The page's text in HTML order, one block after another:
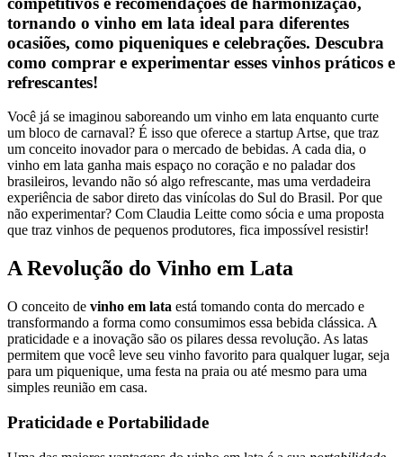
tornando o vinho em lata ideal para diferentes
ocasiões, como piqueniques e celebrações. Descubra
como comprar e experimentar esses vinhos práticos e
refrescantes!
Você já se imaginou saboreando um vinho em lata enquanto curte
um bloco de carnaval? É isso que oferece a startup Artse, que traz
um conceito inovador para o mercado de bebidas. A cada dia, o
vinho em lata ganha mais espaço no coração e no paladar dos
brasileiros, levando não só algo refrescante, mas uma verdadeira
experiência de sabor direto das vinícolas do Sul do Brasil. Por que
não experimentar? Com Claudia Leitte como sócia e uma proposta
que traz vinhos de pequenos produtores, fica impossível resistir!
A Revolução do Vinho em Lata
O conceito de vinho em lata está tomando conta do mercado e
transformando a forma como consumimos essa bebida clássica. A
praticidade e a inovação são os pilares dessa revolução. As latas
permitem que você leve seu vinho favorito para qualquer lugar, seja
para um piquenique, uma festa na praia ou até mesmo para uma
simples reunião em casa.
Praticidade e Portabilidade